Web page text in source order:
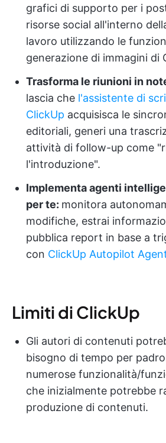
grafici di supporto per i
risorse social all'interno
lavoro utilizzando le
generazione di immagini di
Trasforma le riunioni in
lascia che l'assistente di
ClickUp acquisisca le
editoriali, generi una
attività di follow-up come
l'introduzione".
Implementa agenti
per te: monitora
modifiche, estrai
pubblica report in base a
con ClickUp Autopilot
Limiti di ClickUp
Gli autori di contenuti
bisogno di tempo per
numerose funzionalità/
che inizialmente potrebbe
produzione di contenuti.